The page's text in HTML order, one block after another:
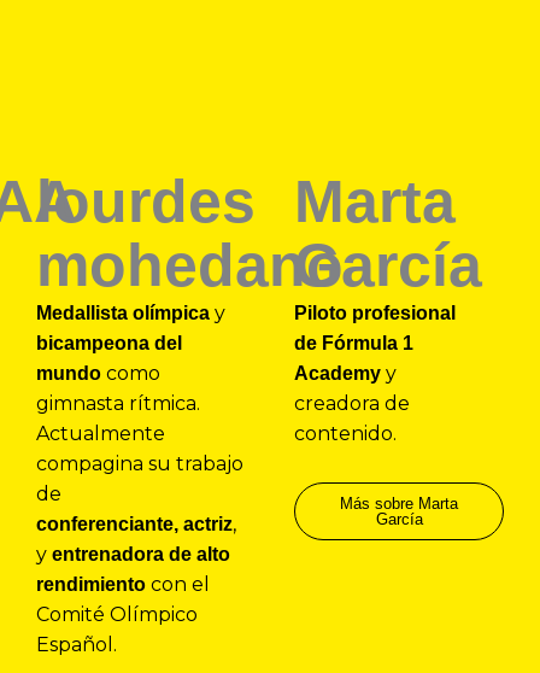
lourdes
mohedano
Medallista olímpica y
bicampeona del
mundo como
gimnasta rítmica.
Actualmente
compagina su trabajo
de
conferenciante, actriz,
y entrenadora de alto
rendimiento con el
Comité Olímpico
Español.
Marta
García
Piloto profesional
de Fórmula 1
Academy y
creadora de
contenido.
Más sobre Marta
García